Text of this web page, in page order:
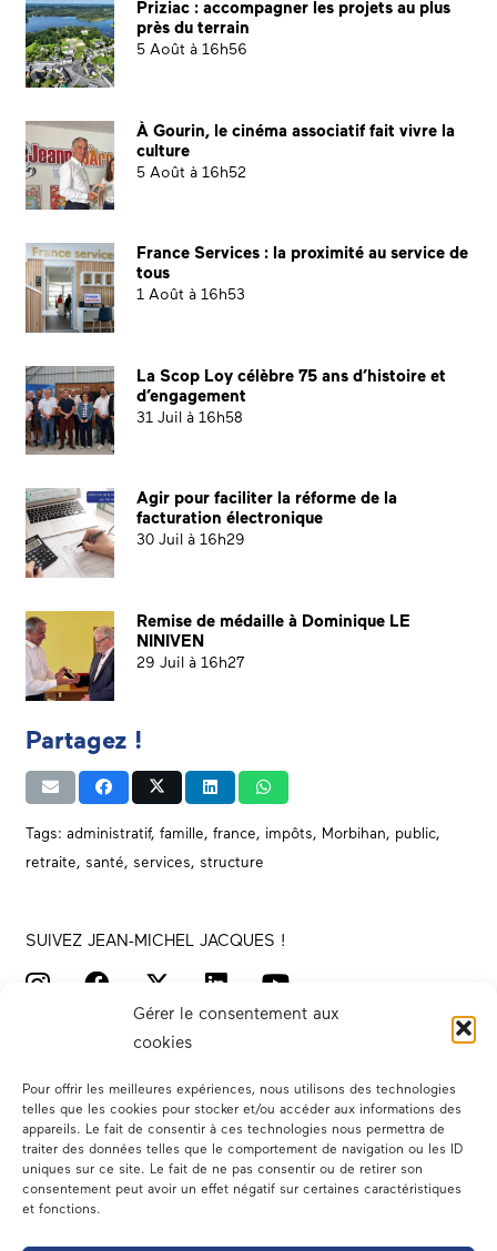
Gérer le consentement aux
cookies
Pour offrir les meilleures expériences, nous utilisons des technologies
telles que les cookies pour stocker et/ou accéder aux informations des
appareils. Le fait de consentir à ces technologies nous permettra de
traiter des données telles que le comportement de navigation ou les ID
uniques sur ce site. Le fait de ne pas consentir ou de retirer son
consentement peut avoir un effet négatif sur certaines caractéristiques
et fonctions.
Priziac : accompagner les projets au plus
près du terrain
5 Août à 16h56
À Gourin, le cinéma associatif fait vivre la
culture
5 Août à 16h52
France Services : la proximité au service de
tous
1 Août à 16h53
La Scop Loy célèbre 75 ans d’histoire et
d’engagement
31 Juil à 16h58
Agir pour faciliter la réforme de la
facturation électronique
30 Juil à 16h29
Remise de médaille à Dominique LE
NINIVEN
29 Juil à 16h27
Partagez !
Tags: administratif, famille, france, impôts, Morbihan, public,
retraite, santé, services, structure
SUIVEZ JEAN-MICHEL JACQUES !
Votre député